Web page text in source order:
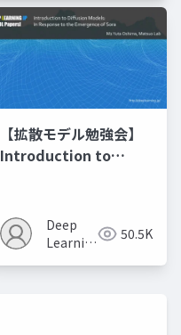
【拡散モデル勉強会】
Introduction to
Deep
Learning
50.5K